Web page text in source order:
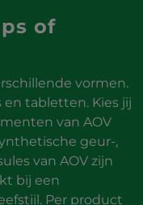
of
vormen.
tabletten. Kies jij
van AOV
geur-,
van AOV zijn
bij een
Per product